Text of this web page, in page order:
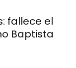
fallece el
Baptista